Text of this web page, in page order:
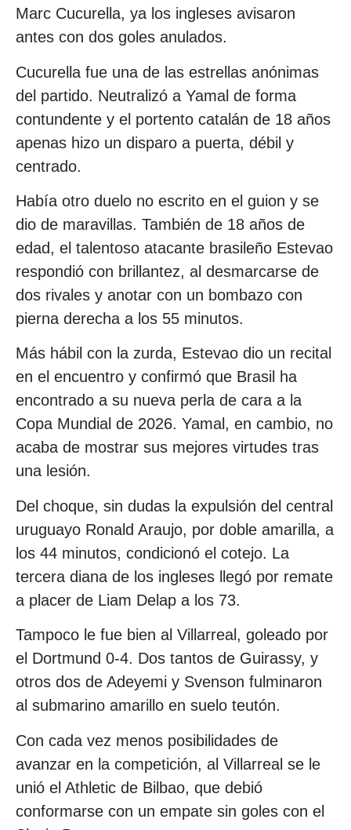
Marc Cucurella, ya los ingleses avisaron
antes con dos goles anulados.
Cucurella fue una de las estrellas anónimas
del partido. Neutralizó a Yamal de forma
contundente y el portento catalán de 18 años
apenas hizo un disparo a puerta, débil y
centrado.
Había otro duelo no escrito en el guion y se
dio de maravillas. También de 18 años de
edad, el talentoso atacante brasileño Estevao
respondió con brillantez, al desmarcarse de
dos rivales y anotar con un bombazo con
pierna derecha a los 55 minutos.
Más hábil con la zurda, Estevao dio un recital
en el encuentro y confirmó que Brasil ha
encontrado a su nueva perla de cara a la
Copa Mundial de 2026. Yamal, en cambio, no
acaba de mostrar sus mejores virtudes tras
una lesión.
Del choque, sin dudas la expulsión del central
uruguayo Ronald Araujo, por doble amarilla, a
los 44 minutos, condicionó el cotejo. La
tercera diana de los ingleses llegó por remate
a placer de Liam Delap a los 73.
Tampoco le fue bien al Villarreal, goleado por
el Dortmund 0-4. Dos tantos de Guirassy, y
otros dos de Adeyemi y Svenson fulminaron
al submarino amarillo en suelo teutón.
Con cada vez menos posibilidades de
avanzar en la competición, al Villarreal se le
unió el Athletic de Bilbao, que debió
conformarse con un empate sin goles con el